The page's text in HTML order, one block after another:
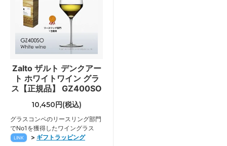
Zalto ザルト デンクアー
ト ホワイトワイン グラ
ス【正規品】 GZ400SO
10,450円(税込)
グラスコンペのリースリング部門
でNo1を獲得したワイングラス
LINK > ギフトラッピング